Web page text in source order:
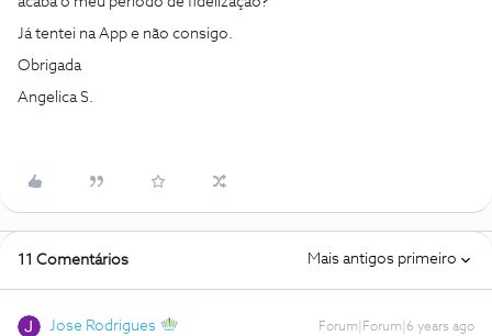
Já tentei na App e não consigo.
Obrigada
Angelica S.
11 Comentários Mais antigos primeiro
Jose Rodrigues Forum|Forum|6 years ago